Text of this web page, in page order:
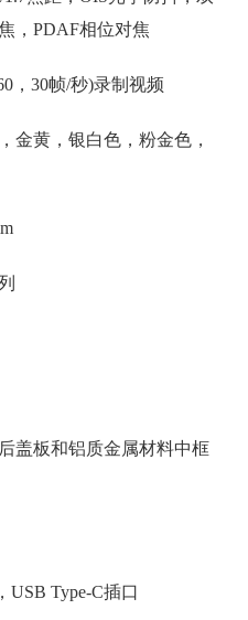
，PDAF相位对焦
，30帧/秒)录制视频
金黄，银白色，粉金色，
盖板和铝质金属材料中框
USB Type-C插口